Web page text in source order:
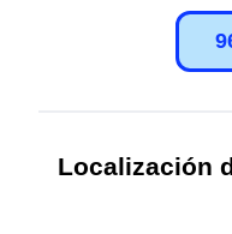
Localización